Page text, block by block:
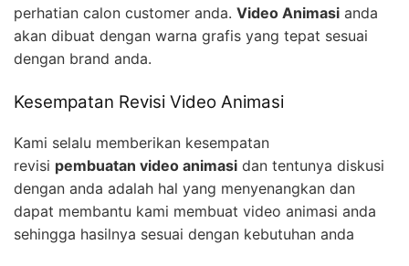
perhatian calon customer anda. Video Animasi anda
akan dibuat dengan warna grafis yang tepat sesuai
dengan brand anda.
Kesempatan Revisi Video Animasi
Kami selalu memberikan kesempatan
revisi pembuatan video animasi dan tentunya diskusi
dengan anda adalah hal yang menyenangkan dan
dapat membantu kami membuat video animasi anda
sehingga hasilnya sesuai dengan kebutuhan anda